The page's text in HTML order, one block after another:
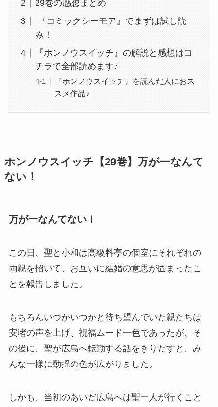
29巻の感想まとめ
『コミックシーモア』でまずは試し読
み！
『ホンノウスイッチ』の解説と感想はコ
チラで全部読めます♪
『ホンノウスイッチ』を読んだ人におス
スメ作品♪
ホンノウスイッチ【29巻】万が一なんて
ない！
万が一なんてない！
この日、聖と小和は高級料亭の個室にそれぞれの
両親を招いて、お互いに結婚の意思が固まったこ
とを報告しました。
もちろんいつかいつかと待ち望んでいた親たちは
安堵の声を上げ、祝福ムード一色であったが、そ
の後に、聖が広島へ転勤する話をきりだすと、み
んな一様に動揺の色が広がりました。
しかも、当初のあいだ広島へは聖一人が行くこと